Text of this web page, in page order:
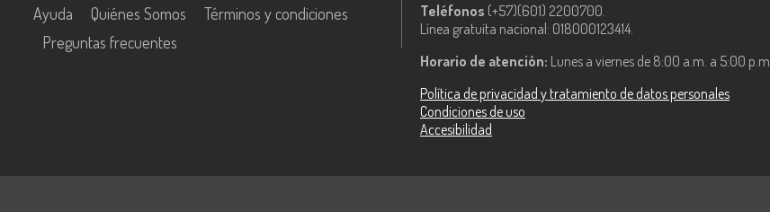
Ayuda Quiénes Somos
Términos y condiciones
Preguntas frecuentes
Teléfonos (+57)(601) 2200700.
Línea gratuita nacional: 018000123414.
Horario de atención: Lunes a viernes de 8:00 a.m. a 5:00 p.m.
Política de privacidad y tratamiento de datos personales
Condiciones de uso
Accesibilidad